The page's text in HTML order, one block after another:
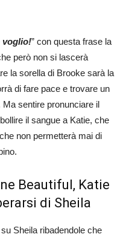
voglio!” con questa frase la
però non si lascerà
la sorella di Brooke sarà la
di fare pace e trovare un
sentire pronunciare il
il sangue a Katie, che
non permetterà mai di
Beautiful, Katie
di Sheila
Sheila ribadendole che